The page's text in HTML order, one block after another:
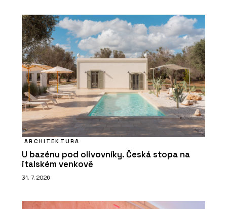
ARCHITEKTURA
U bazénu pod olivovníky. Česká stopa na
italském venkově
31. 7. 2026